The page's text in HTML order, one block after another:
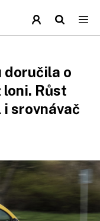
doručila o
loni. Růst
srovnávač